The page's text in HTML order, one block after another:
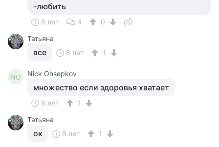
-любить
8 лет 4
0
Татьяна
все 8 лет 1
NO Nick Ohsepkov
множество если здоровья хватает
8 лет
1
Татьяна
ок 8 лет 1